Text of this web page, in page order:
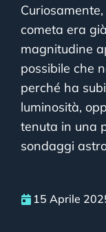
cometa era
magnitudine
possibile che
perché ha
luminosità,
tenuta in una
sondaggi
15 Aprile